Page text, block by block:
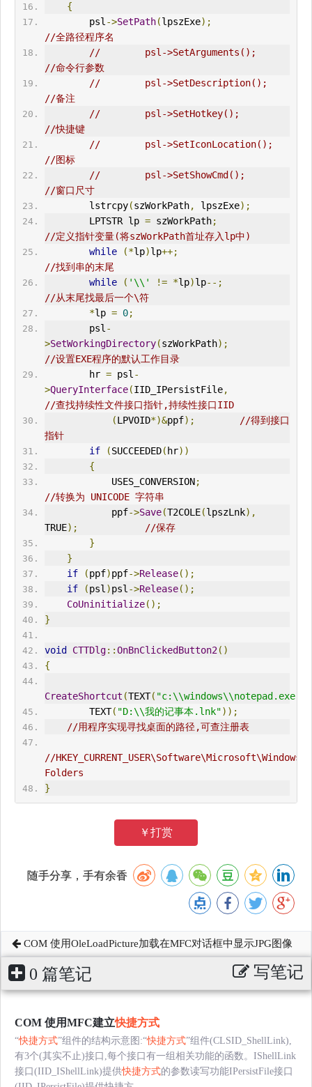
{
        psl
->SetPath(lpszExe);
//全路径程序名
//        psl->SetArguments();
//命令行参数
//        psl->SetDescription();
//备注
//        psl->SetHotkey();
//快捷键
//        psl->SetIconLocation();
//图标
//        psl->SetShowCmd();
//窗口尺寸
        lstrcpy
(szWorkPath, lpszExe);
        LPTSTR lp
= szWorkPath;
//定义指针变量(将szWorkPath首址存入lp中)
while
(*lp)lp++;
//找到串的末尾
while
( '\\' != *lp)lp--;
//从末尾找最后一个\符
*lp = 0;
        psl
-
>SetWorkingDirectory(szWorkPath);
//设置EXE程序的默认工作目录
        hr
= psl -
>QueryInterface(IID_IPersistFile,
//查找持续性文件接口指针,持续性接口IID
(LPVOID*)&ppf);
//得到接口
指针
if
(SUCCEEDED( hr))
{
            USES_CONVERSION
;
//转换为 UNICODE 字符串
            ppf
->Save(T2COLE(lpszLnk),
TRUE);
//保存
}
}
if
(ppf)ppf->Release();
if
(psl )psl ->Release();
CoUninitialize();
}
void CTTDlg::OnBnClickedButton2()
{
CreateShortcut (TEXT( "c:\\windows\\notepad.exe"
        TEXT
( "D:\\我的记事本.lnk"));
//用程序实现寻找桌面的路径,可查注册表
//
Folders
}
￥打赏
随手分享，手有余香
COM 使用OleLoadPicture加载在MFC对话框中显示JPG图像
0 篇笔记 写笔记
COM 使用MFC建立快捷方式
“快捷方式”组件的结构示意图:“快捷方式”组件(CLSID_ShellLink),
有3个(其实不止)接口,每个接口有一组相关功能的函数。IShellLink
接口(IID_IShellLink)提供快捷方式的参数读写功能IPersistFile接口